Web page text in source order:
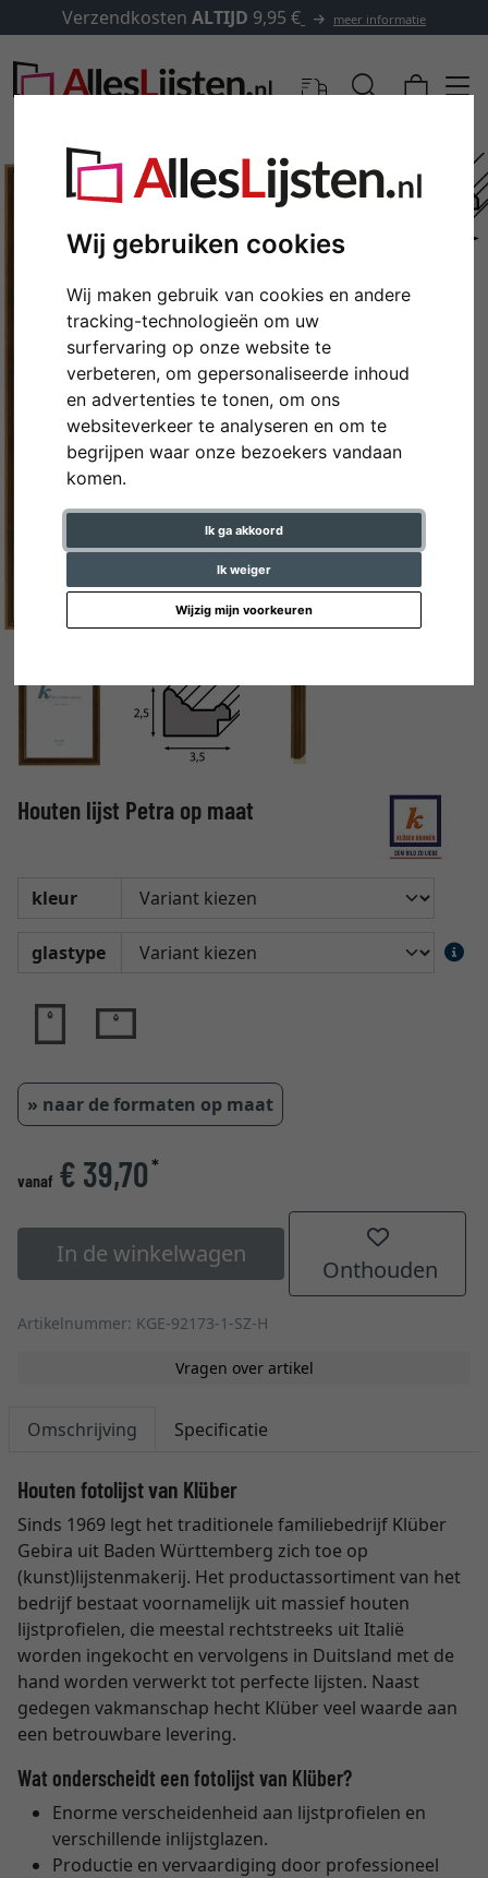
Wij gebruiken cookies
Wij maken gebruik van cookies en andere
tracking-technologieën om uw
surfervaring op onze website te
verbeteren, om gepersonaliseerde inhoud
en advertenties te tonen, om ons
websiteverkeer te analyseren en om te
begrijpen waar onze bezoekers vandaan
komen.
Ik ga akkoord
Ik weiger
Wijzig mijn voorkeuren
Verzendkosten ALTIJD 9,95 € meer informatie
Terug
Houten lijst Petra op maat
kleur
glastype
» naar de formaten op maat
vanaf € 39,70*
In de winkelwagen
Onthouden
Artikelnummer: KGE-92173-1-SZ-H
Vragen over artikel
Omschrijving Specificatie
Houten fotolijst van Klüber
Sinds 1969 legt het traditionele familiebedrijf Klüber
Gebira uit Baden Württemberg zich toe op
(kunst)lijstenmakerij. Het productassortiment van het
bedrijf bestaat voornamelijk uit massief houten
lijstprofielen, die meestal rechtstreeks uit Italië
worden ingekocht en vervolgens in Duitsland met de
hand worden verwerkt tot perfecte lijsten. Naast
gedegen vakmanschap hecht Klüber veel waarde aan
een betrouwbare levering.
Wat onderscheidt een fotolijst van Klüber?
Enorme verscheidenheid aan lijstprofielen en
verschillende inlijstglazen.
Productie en vervaardiging door professioneel